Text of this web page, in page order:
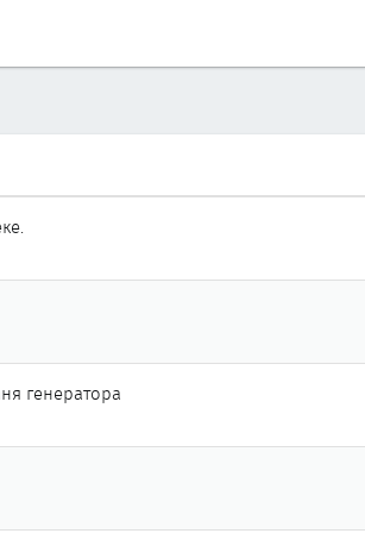
генератора